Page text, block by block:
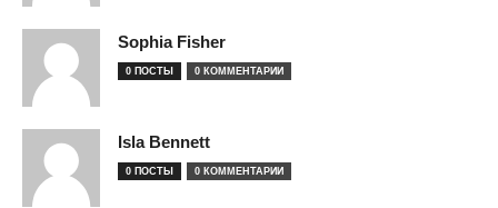
Sophia Fisher
0 ПОСТЫ 0 КОММЕНТАРИИ
Isla Bennett
0 ПОСТЫ 0 КОММЕНТАРИИ